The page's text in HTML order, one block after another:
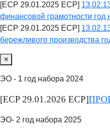
[ECP 29.01.2025 ECP]
финансовой грамотности год
[ECP 29.01.2025 ECP]
бережливого производства
×
ЭО - 1 год набора 2024
[ECP 29.01.2026 ECP]
ЭО- 2 год набора 2025